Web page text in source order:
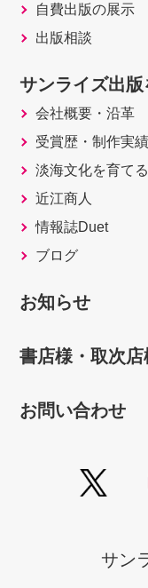
自費出版の展示
出版相談
サンライズ出版
会社概要・沿革
受賞歴・制作実績
淡海文化を育て
近江商人
情報誌Duet
ブログ
お知らせ
書店様・取次店
お問い合わせ
サン